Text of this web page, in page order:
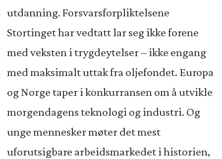
utdanning. Forsvarsforpliktelsene
Stortinget har vedtatt lar seg ikke forene
med veksten i trygdeytelser – ikke engang
med maksimalt uttak fra oljefondet. Europa
og Norge taper i konkurransen om å utvikle
morgendagens teknologi og industri. Og
unge mennesker møter det mest
uforutsigbare arbeidsmarkedet i historien,